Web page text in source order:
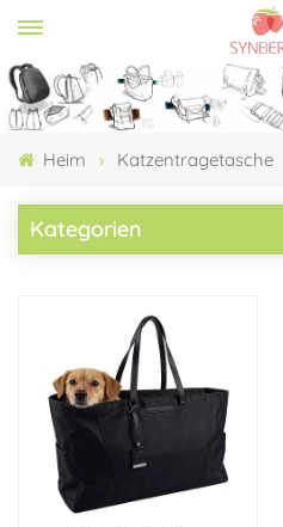
Heim Katzentragetasche
Kategorien